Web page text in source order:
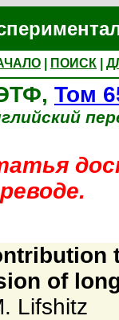
ПОИСК
Том
of
Lifshitz